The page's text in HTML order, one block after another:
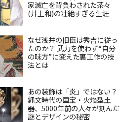
家滅亡を背負わされた茶々
(井上和)の壮絶すぎる生涯
なぜ浅井の旧臣は秀吉に従っ
たのか？ 武力を使わず“自分
の味方”に変えた裏工作の技
法とは
あの装飾は「炎」ではない？
縄文時代の国宝・火焔型土
器、5000年前の人々が刻んだ
謎とデザインの秘密